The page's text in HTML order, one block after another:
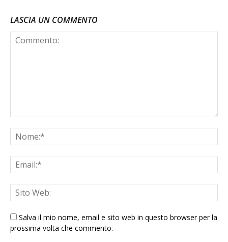
LASCIA UN COMMENTO
Salva il mio nome, email e sito web in questo browser per la
prossima volta che commento.